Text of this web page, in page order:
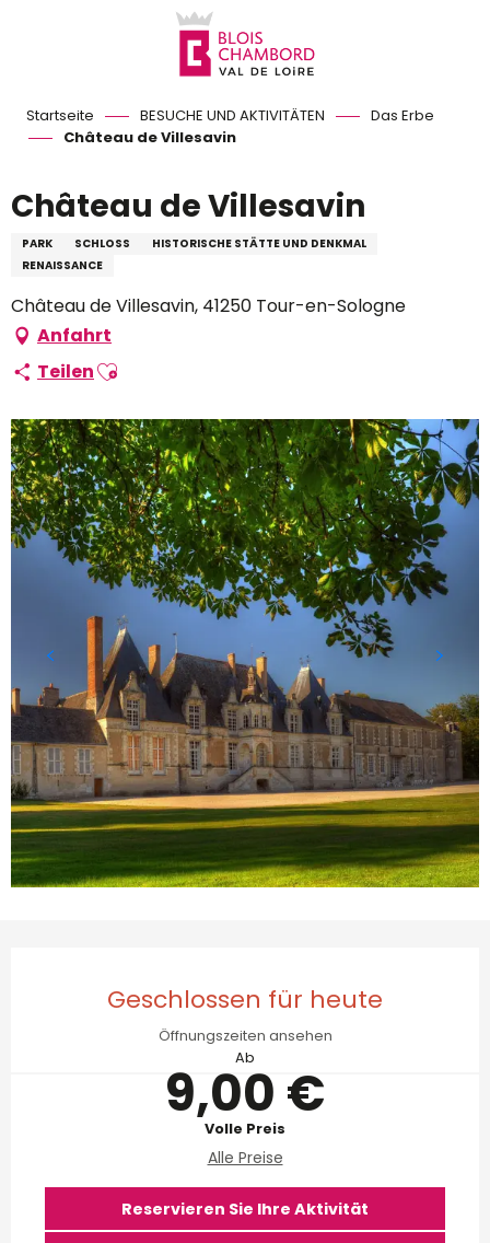
Startseite BESUCHE UND AKTIVITÄTEN
Das Erbe
Château de Villesavin
Château de Villesavin
PARK SCHLOSS
HISTORISCHE STÄTTE UND DENKMAL
RENAISSANCE
Château de Villesavin, 41250 Tour-en-Sologne
Anfahrt
TeilenAjouter aux favoris
Geschlossen für heute
Öffnungszeiten ansehen
Ab
9,00 €
Volle Preis
Alle Preise
Reservieren Sie Ihre Aktivität